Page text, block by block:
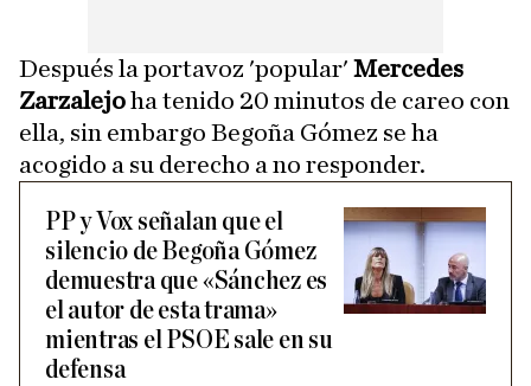
Después la portavoz 'popular' Mercedes
Zarzalejoha tenido 20 minutos de careo con
ella, sin embargo Begoña Gómez se ha
acogido a su derecho a no responder.
PP y Vox señalan que el
silencio de Begoña Gómez
demuestra que «Sánchez es
el autor de esta trama»
mientras el PSOE sale en su
defensa